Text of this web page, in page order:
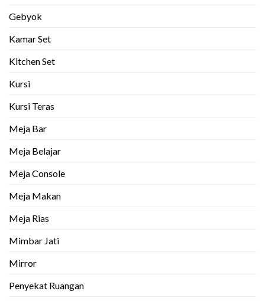
Gebyok
Kamar Set
Kitchen Set
Kursi
Kursi Teras
Meja Bar
Meja Belajar
Meja Console
Meja Makan
Meja Rias
Mimbar Jati
Mirror
Penyekat Ruangan